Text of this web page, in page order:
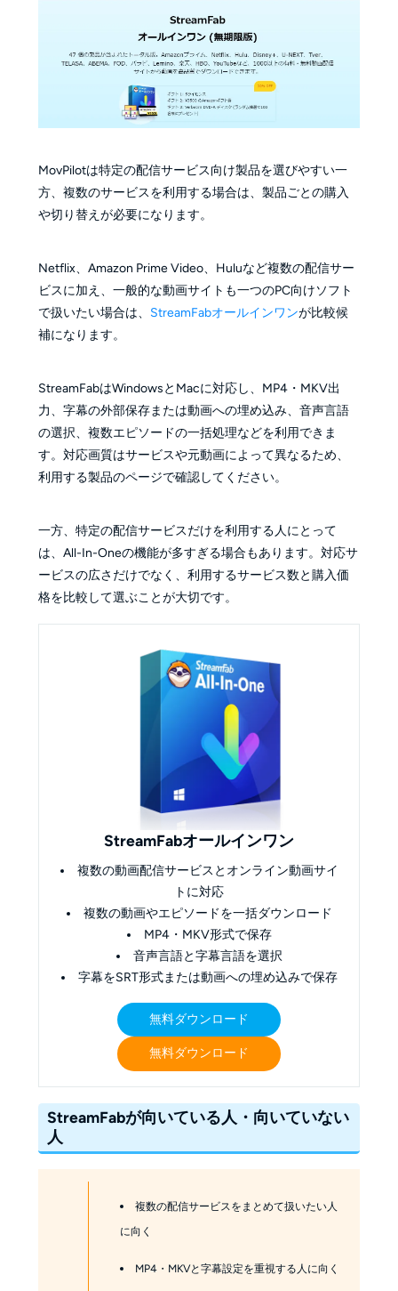
MovPilotは特定の配信サービス向け製品を選びやすい一
方、複数のサービスを利用する場合は、製品ごとの購入
や切り替えが必要になります。
Netflix、Amazon Prime Video、Huluなど複数の配信サー
ビスに加え、一般的な動画サイトも一つのPC向けソフト
で扱いたい場合は、 StreamFabオールインワンが比較候
補になります。
StreamFabはWindowsとMacに対応し、MP4・MKV出
力、字幕の外部保存または動画への埋め込み、音声言語
の選択、複数エピソードの一括処理などを利用できま
す。対応画質はサービスや元動画によって異なるため、
利用する製品のページで確認してください。
一方、特定の配信サービスだけを利用する人にとって
は、All-In-Oneの機能が多すぎる場合もあります。対応サ
ービスの広さだけでなく、利用するサービス数と購入価
格を比較して選ぶことが大切です。
StreamFabオールインワン
複数の動画配信サービスとオンライン動画サイ
トに対応
複数の動画やエピソードを一括ダウンロード
MP4・MKV形式で保存
音声言語と字幕言語を選択
字幕をSRT形式または動画への埋め込みで保存
無料ダウンロード
無料ダウンロード
StreamFabが向いている人・向いていない
人
複数の配信サービスをまとめて扱いたい人
に向く
MP4・MKVと字幕設定を重視する人に向く